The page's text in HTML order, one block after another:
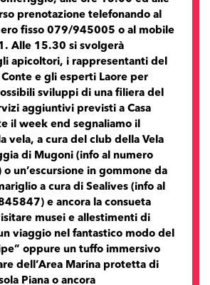
prenotazione telefonando al
fisso 079/945005 o al mobile
Alle 15.30 si svolgerà
apicoltori, i rappresentanti del
Conte e gli esperti Laore per
sviluppi di una filiera del
aggiuntivi previsti a Casa
il week end segnaliamo il
vela, a cura del club della Vela
di Mugoni (info al numero
un’escursione in gommone da
a cura di Sealives (info al
e ancora la consueta
musei e allestimenti di
viaggio nel fantastico modo del
oppure un tuffo immersivo
dell’Area Marina protetta di
Piana o ancora